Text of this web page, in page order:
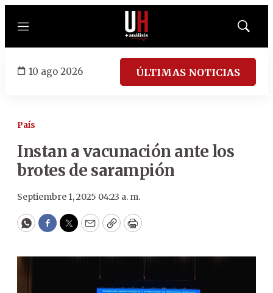
Menú
Mostrar
10 ago 2026 ÚLTIMAS NOTICIAS
País
Instan a vacunación ante los
brotes de sarampión
Septiembre 1, 2025 04:23 a. m.
WhatsApp
Facebook
Twitter
EmailCopyPrint